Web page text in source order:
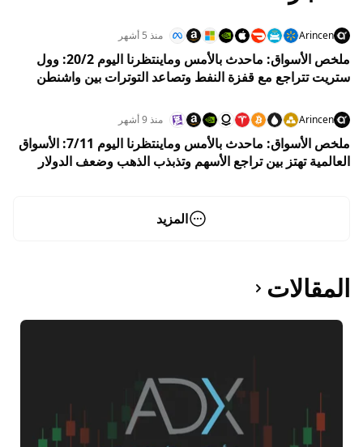
Arincen منذ 5 أشهر
ملخص الأسواق: ماحدث بالأمس وماينتظرنا اليوم 20/2: وول
ستريت تتراجع مع قفزة النفط وتصاعد التوترات بين واشنطن
Arincen منذ 9 أشهر
ملخص الأسواق: ماحدث بالأمس وماينتظرنا اليوم 7/11: الأسواق
العالمية تهتز بين تراجع الأسهم وتذبذب الذهب وضعف الدولار
المزيد
المقالات